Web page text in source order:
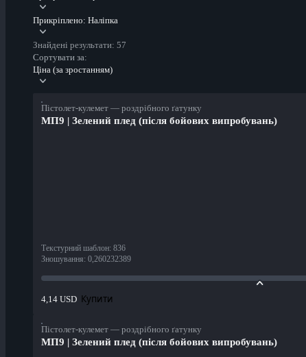
Прикріплено: Наліпка
Знайдені результати: 57
Сортувати за:
Ціна (за зростанням)
Пістолет-кулемет — роздрібного ґатунку
МП9 | Зелений плед (після бойових випробувань)
Текстурний шаблон: 836
Зношування: 0,260232389
4,14 USD Купити
Пістолет-кулемет — роздрібного ґатунку
МП9 | Зелений плед (після бойових випробувань)